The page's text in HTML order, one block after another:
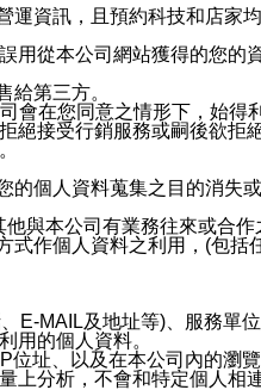
資訊，且預約科技和店
從本公司網站獲得的您
給第三方。
在您同意之情形下，始
絕接受行銷服務或嗣後欲
個人資料蒐集之目的消失
與本公司有業務往來或合作
作個人資料之利用，(包
E-MAIL及地址等)、服務
用的個人資料。
址、以及在本公司內的
上分析，不會和特定個人相連